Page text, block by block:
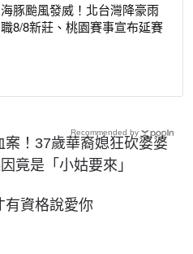
豚颱風發威！北台灣降豪雨
8/8新莊、桃園賽事宣布延賽
案！37歲華裔媳狂砍婆婆
竟是「小姑要來」
有資格說愛你
Recommended by